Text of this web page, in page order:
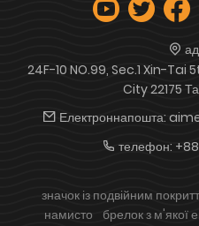
24F-10 NO.99, Sec.1 Xin-Tai
City 22175
Електроннапошта:
телефон:
значок із подвійним
намисто
брелок з м'якої